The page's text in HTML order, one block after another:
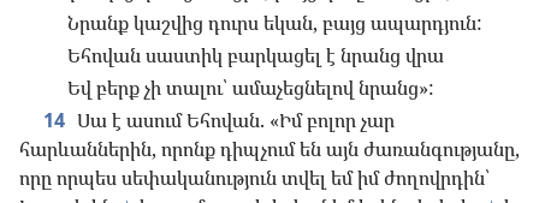
Նրանք կաշվից դուրս եկան, բայց ապարդյուն:
Եհովան սաստիկ բարկացել է նրանց վրա
Եվ բերք չի տալու՝ ամաչեցնելով նրանց»:
14 Սա է ասում Եհովան. «Իմ բոլոր չար
հարևաններին, որոնք դիպչում են այն ժառանգությանը,
որը որպես սեփականություն տվել եմ իմ ժողովրդին՝